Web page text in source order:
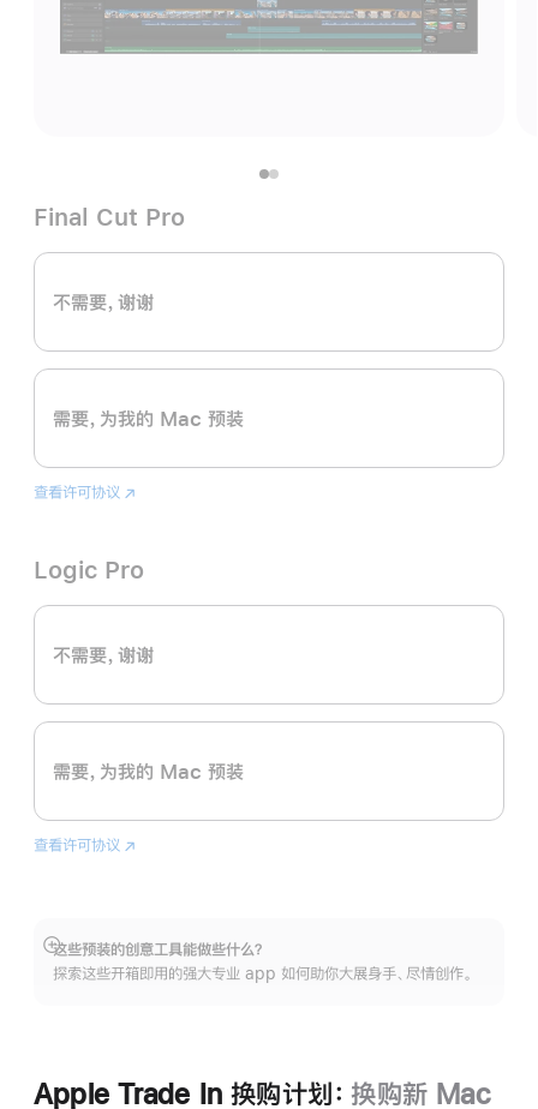
Final Cut Pro
不需要，谢谢
需要，为我的 Mac 预装
查看许可协议 Final
(在
口
开)
Logic Pro
不需要，谢谢
需要，为我的 Mac 预装
查看许可协议 Logic
(在
中
打
这些预装的创意工具能做些什么？
探索这些开箱即用的强大专业 app 如何助你大展身手、尽情创作。
展
开
Apple Trade In 换购计划： 换购新 Mac